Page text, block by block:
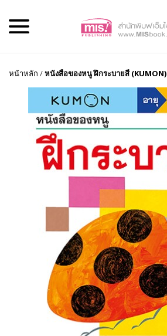
หน้าหลัก /หนังสือของหนู ฝึกระบายสี (KUMON)